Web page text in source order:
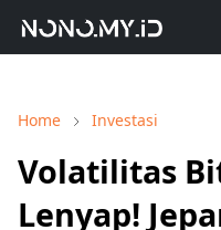
Home Investasi
Volatilitas
Lenyap!